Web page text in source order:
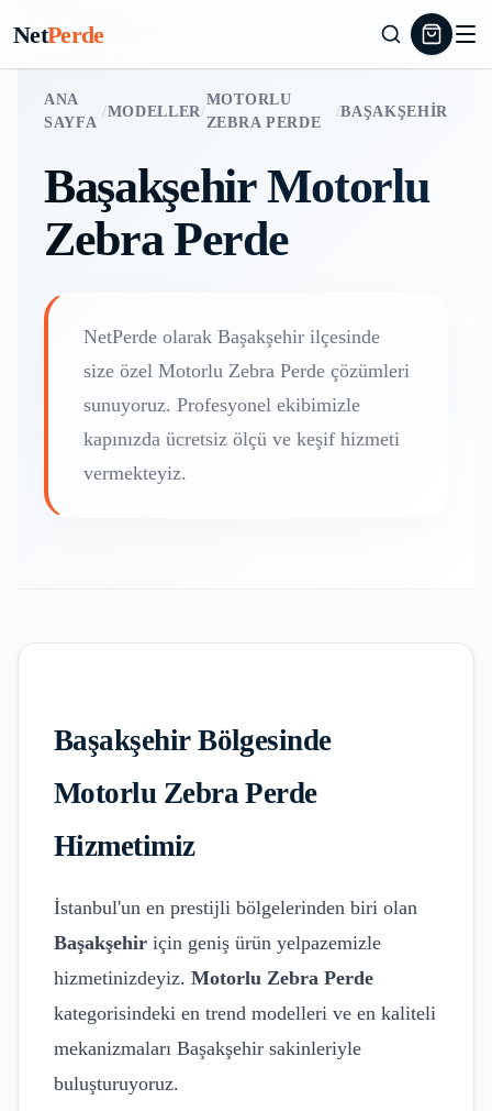
NetPerde
ANA
SAYFA
/MODELLER/
MOTORLU
ZEBRA PERDE
/BAŞAKŞEHIR
Başakşehir Motorlu
Zebra Perde
NetPerde olarak Başakşehir ilçesinde
size özel Motorlu Zebra Perde çözümleri
sunuyoruz. Profesyonel ekibimizle
kapınızda ücretsiz ölçü ve keşif hizmeti
vermekteyiz.
BaşakşehirBölgesinde
Motorlu Zebra Perde
Hizmetimiz
İstanbul'un en prestijli bölgelerinden biri olan
Başakşehir için geniş ürün yelpazemizle
hizmetinizdeyiz. Motorlu Zebra Perde
kategorisindeki en trend modelleri ve en kaliteli
mekanizmaları Başakşehir sakinleriyle
buluşturuyoruz.